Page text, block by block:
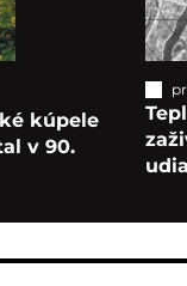
kúpele
v 90.